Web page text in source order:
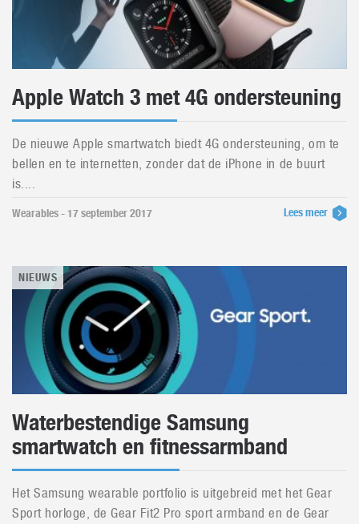
Apple Watch 3 met 4G ondersteuning
De nieuwe Apple smartwatch biedt 4G ondersteuning, om te
bellen en te internetten, zonder dat de iPhone in de buurt
is....
Wearables - 17 september 2017 Lees meer
NIEUWS
Waterbestendige Samsung
smartwatch en fitnessarmband
Het Samsung wearable portfolio is uitgebreid met het Gear
Sport horloge, de Gear Fit2 Pro sport armband en de Gear